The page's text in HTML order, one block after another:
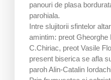
panouri de plasa
parohiala.
Intre slujitorii sfintelor
amintim: preot Gheorghe
C.Chiriac, preot Vasile
present biserica se afla
paroh Alin-Catalin